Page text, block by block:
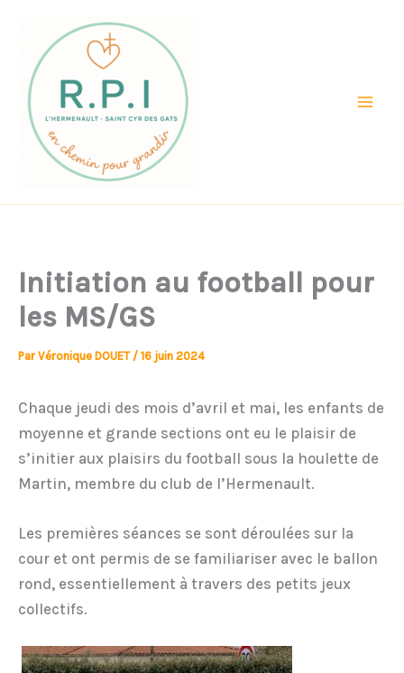
contenu
Initiation au football pour
les MS/GS
Par Véronique DOUET / 16 juin 2024
Chaque jeudi des mois d’avril et mai, les enfants de
moyenne et grande sections ont eu le plaisir de
s’initier aux plaisirs du football sous la houlette de
Martin, membre du club de l’Hermenault.
Les premières séances se sont déroulées sur la
cour et ont permis de se familiariser avec le ballon
rond, essentiellement à travers des petits jeux
collectifs.